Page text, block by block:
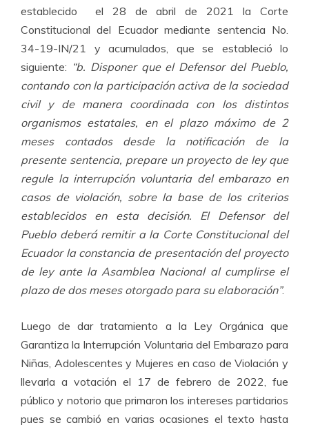
establecido el 28 de abril de 2021 la Corte
Constitucional del Ecuador mediante sentencia No.
34-19-IN/21 y acumulados, que se estableció lo
siguiente: “b. Disponer que el Defensor del Pueblo,
contando con la participación activa de la sociedad
civil y de manera coordinada con los distintos
organismos estatales, en el plazo máximo de 2
meses contados desde la notificación de la
presente sentencia, prepare un proyecto de ley que
regule la interrupción voluntaria del embarazo en
casos de violación, sobre la base de los criterios
establecidos en esta decisión. El Defensor del
Pueblo deberá remitir a la Corte Constitucional del
Ecuador la constancia de presentación del proyecto
de ley ante la Asamblea Nacional al cumplirse el
plazo de dos meses otorgado para su elaboración”.
Luego de dar tratamiento a la Ley Orgánica que
Garantiza la Interrupción Voluntaria del Embarazo para
Niñas, Adolescentes y Mujeres en caso de Violación y
llevarla a votación el 17 de febrero de 2022, fue
público y notorio que primaron los intereses partidarios
pues se cambió en varias ocasiones el texto hasta